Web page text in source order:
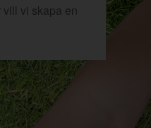
vi skapa en